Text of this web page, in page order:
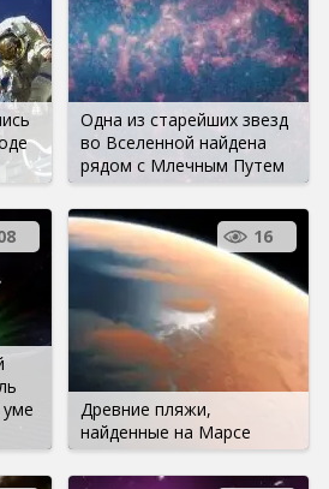
Одна из старейших звезд
во Вселенной найдена
рядом с Млечным Путем
Древние пляжи,
найденные на Марсе
16